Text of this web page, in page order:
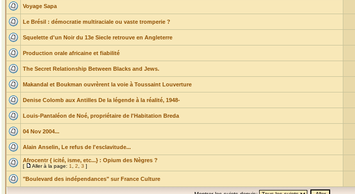
Voyage Sapa
Le Brésil : démocratie multiraciale ou vaste tromperie ?
Squelette d'un Noir du 13e Siecle retrouve en Angleterre
Production orale africaine et fiabilité
The Secret Relationship Between Blacks and Jews.
Makandal et Boukman ouvrèrent la voie à Toussaint Louverture
Denise Colomb aux Antilles De la légende à la réalité, 1948-
Louis-Pantaléon de Noé, propriétaire de l'Habitation Breda
04 Nov 2004...
Alain Anselin, Le refus de l'esclavitude...
Afrocentr { icité, isme, etc...} : Opium des Nègres ?
[ Aller à la page: 1 2 3 ]
"Boulevard des indépendances" sur France Culture